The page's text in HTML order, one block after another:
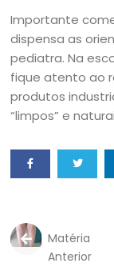
Importante
dispensa as
pediatra. Na
fique atento ao
produtos
“limpos” e
Matéria
Anterior